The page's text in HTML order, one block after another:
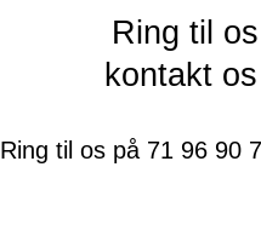
Ring til
kontakt
Ring til os på 71 96 90